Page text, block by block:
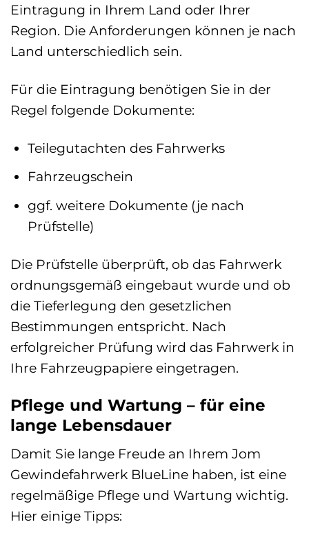
Eintragung in Ihrem Land oder Ihrer
Region. Die Anforderungen können je nach
Land unterschiedlich sein.
Für die Eintragung benötigen Sie in der
Regel folgende Dokumente:
Teilegutachten des Fahrwerks
Fahrzeugschein
ggf. weitere Dokumente (je nach
Prüfstelle)
Die Prüfstelle überprüft, ob das Fahrwerk
ordnungsgemäß eingebaut wurde und ob
die Tieferlegung den gesetzlichen
Bestimmungen entspricht. Nach
erfolgreicher Prüfung wird das Fahrwerk in
Ihre Fahrzeugpapiere eingetragen.
Pflege und Wartung – für eine
lange Lebensdauer
Damit Sie lange Freude an Ihrem Jom
Gewindefahrwerk BlueLine haben, ist eine
regelmäßige Pflege und Wartung wichtig.
Hier einige Tipps: